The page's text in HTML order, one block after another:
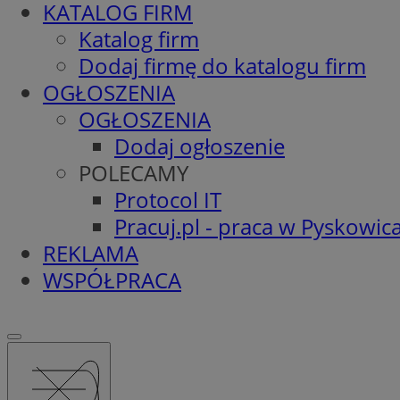
KATALOG FIRM
Katalog firm
Dodaj firmę do katalogu firm
OGŁOSZENIA
OGŁOSZENIA
Dodaj ogłoszenie
POLECAMY
Protocol IT
Pracuj.pl - praca w
REKLAMA
WSPÓŁPRACA